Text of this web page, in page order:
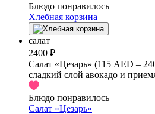
Блюдо понравилось
Хлебная корзина
салат
2400 ₽
Салат «Цезарь» (115 AED –
сладкий слой авокадо и
Блюдо понравилось
Салат «Цезарь»